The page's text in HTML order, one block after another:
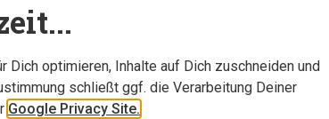
optimieren, Inhalte auf Dich zuschneiden und
schließt ggf. die Verarbeitung Deiner
Google Privacy Site.